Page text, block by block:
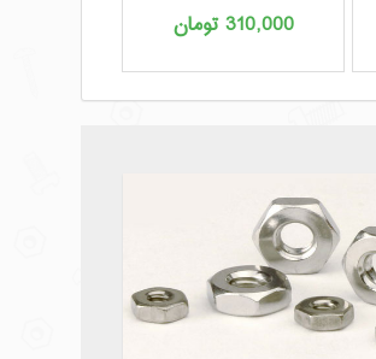
310,000تومان